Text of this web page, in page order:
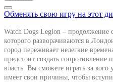
Обменять свою игру на этот
Watch Dogs Legion – продолжение
которого разворачиваются в
город переживает нелегкие
предстоит создать сопротивление
власть. Вы сможете играть за
имеет свои причины, чтобы